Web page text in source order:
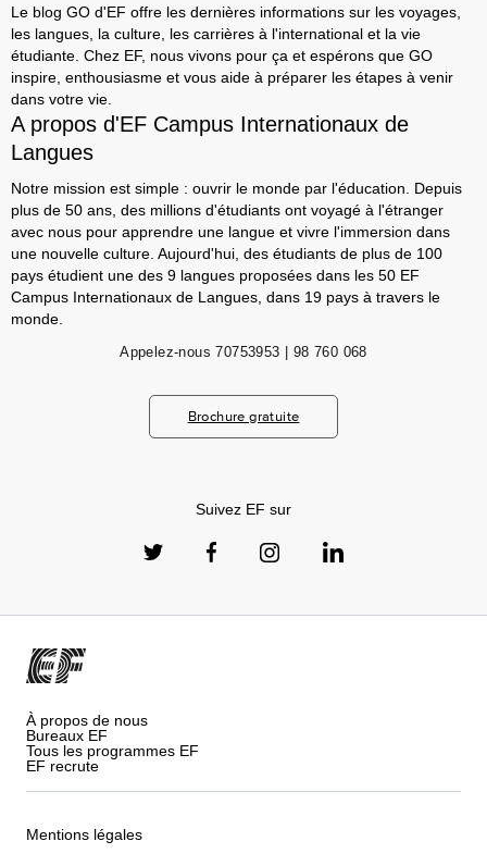
Le blog GO d'EF offre les dernières informations sur les voyages,
les langues, la culture, les carrières à l'international et la vie
étudiante. Chez EF, nous vivons pour ça et espérons que GO
inspire, enthousiasme et vous aide à préparer les étapes à venir
dans votre vie.
A propos d'EF Campus Internationaux de
Langues
Notre mission est simple : ouvrir le monde par l'éducation. Depuis
plus de 50 ans, des millions d'étudiants ont voyagé à l'étranger
avec nous pour apprendre une langue et vivre l'immersion dans
une nouvelle culture. Aujourd'hui, des étudiants de plus de 100
pays étudient une des 9 langues proposées dans les 50 EF
Campus Internationaux de Langues, dans 19 pays à travers le
monde.
Appelez-nous 70753953 | 98 760 068
Brochure gratuite
Suivez EF sur
À propos de nous
Bureaux EF
Tous les programmes EF
EF recrute
Mentions légales